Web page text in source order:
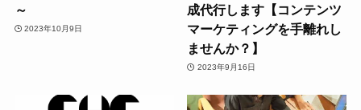
～
2023年10月9日
成代行します【コンテンツ
マーケティングを手離れし
ませんか？】
2023年9月16日